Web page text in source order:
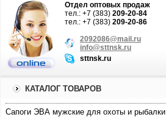
Отдел оптовых продаж
тел.: +7 (383) 209-20-84
тел.: +7 (383) 209-20-86
2092086@mail.ru
info@sttnsk.ru
sttnsk.ru
КАТАЛОГ ТОВАРОВ
Cапоги ЭВА мужские для охоты и рыбалки